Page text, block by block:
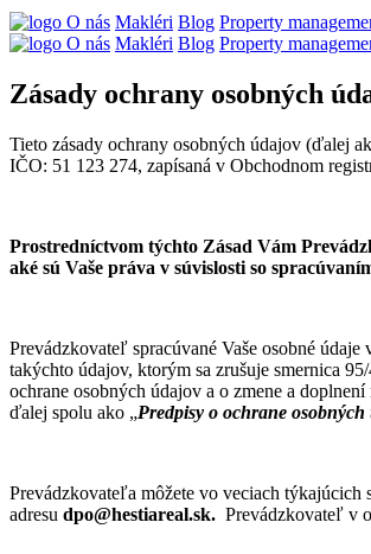
O nás Makléri Blog Property
O nás Makléri Blog Property
Zásady ochrany osobných
Tieto zásady ochrany osobných údajov (ďalej
IČO: 51 123 274, zapísaná v Obchodnom
Prostredníctvom týchto Zásad Vám
aké sú Vaše práva v súvislosti so
Prevádzkovateľ spracúvané Vaše osobné
takýchto údajov, ktorým sa zrušuje smernica
ochrane osobných údajov a o zmene a
ďalej spolu ako „Predpisy o ochrane osobných
Prevádzkovateľa môžete vo veciach týkajúcich
adresu dpo@hestiareal.sk. Prevádzkovateľ v